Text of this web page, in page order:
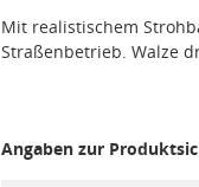
Mit realistischem
Straßenbetrieb. Walze
Angaben zur